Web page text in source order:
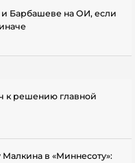
Барбашеве на ОИ, если
к решению главной
в «Миннесоту»: